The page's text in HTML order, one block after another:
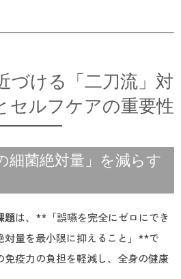
づける「二刀流」対
セルフケアの重要性
細菌絶対量」を減らす
題は、**「誤嚥を完全にゼロにでき
対量を最小限に抑えること」**で
疫力の負担を軽減し、全身の健康